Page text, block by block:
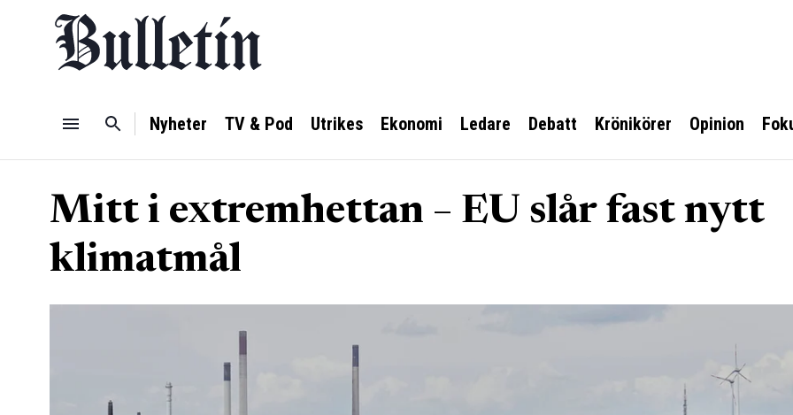
Nyheter TV & Pod Utrikes Ekonomi Ledare Debatt Krönikörer Opinion
Mitt i extremhettan – EU slår fast nytt
klimatmål